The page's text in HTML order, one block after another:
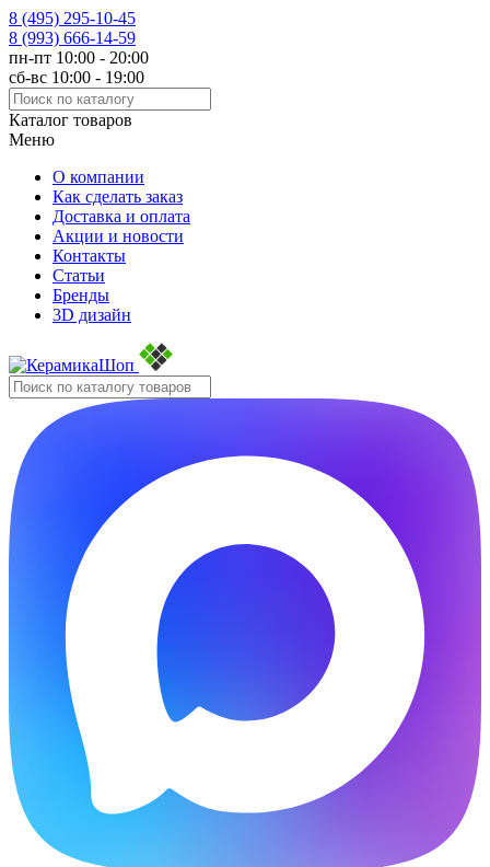
8 (495) 295-10-45
8 (993) 666-14-59
пн-пт 10:00 - 20:00
сб-вс 10:00 - 19:00
Каталог товаров
Меню
О компании
Как сделать заказ
Доставка и оплата
Акции и новости
Контакты
Статьи
Бренды
3D дизайн